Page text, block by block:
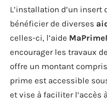
L’installation d’un
bénéficier de diverses
celles-ci, l’aide
encourager les travaux
offre un montant
prime est accessible
et vise à faciliter l’accès